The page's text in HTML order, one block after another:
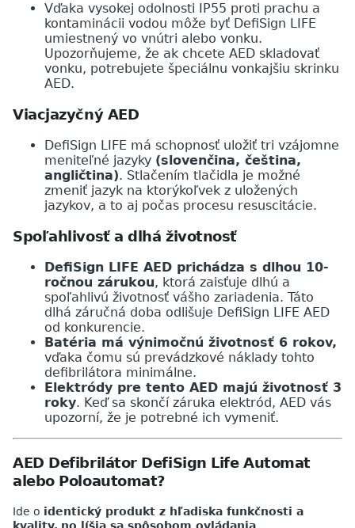
Vďaka vysokej odolnosti IP55 proti prachu a
kontaminácii vodou môže byť DefiSign LIFE
umiestnený vo vnútri alebo vonku.
Upozorňujeme, že ak chcete AED skladovať
vonku, potrebujete špeciálnu vonkajšiu skrinku
AED.
Viacjazyčný AED
DefiSign LIFE má schopnosť uložiť tri vzájomne
meniteľné jazyky (slovenčina, čeština,
angličtina). Stlačením tlačidla je možné
zmeniť jazyk na ktorýkoľvek z uložených
jazykov, a to aj počas procesu resuscitácie.
Spoľahlivosť a dlhá životnosť
DefiSign LIFE AED prichádza s dlhou 10-
ročnou zárukou, ktorá zaisťuje dlhú a
spoľahlivú životnosť vášho zariadenia. Táto
dlhá záručná doba odlišuje DefiSign LIFE AED
od konkurencie.
Batéria má výnimočnú životnosť 6 rokov,
vďaka čomu sú prevádzkové náklady tohto
defibrilátora minimálne.
Elektródy pre tento AED majú životnosť 3
roky. Keď sa skončí záruka elektród, AED vás
upozorní, že je potrebné ich vymeniť.
AED Defibrilátor DefiSign Life Automat
alebo Poloautomat?
Ide o identický produkt z hľadiska funkčnosti a